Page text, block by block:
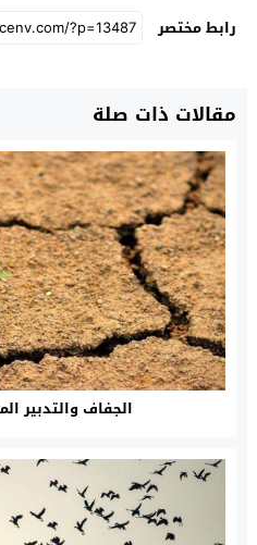
رابط مختصر
مقالات ذات صلة
الجفاف والتدبير